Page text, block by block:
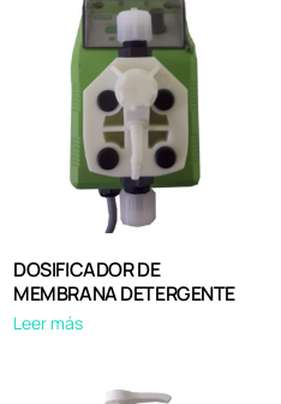
DOSIFICADOR DE
MEMBRANA DETERGENTE
Leer más